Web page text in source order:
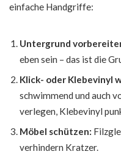
einfache Handgriffe:
Untergrund
eben sein – das ist die
Klick- oder Klebevinyl
schwimmend und auch
verlegen, Klebevinyl
Möbel schützen:
verhindern Kratzer.